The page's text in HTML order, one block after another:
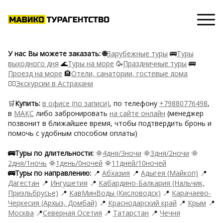
У нас Вы можете заказать: 🌐Зарубежные туры 🚌Туры
выходного дня 🌊Туры на море 🥳Праздничные туры 🚌
Проезд на море 🏨Отели, санатории, гостевые дома
🙋‍♂️Экскурсии в Астрахани
🛒Купить: в офисе (по записи), по телефону +79880776498,
в MAКС либо забронировать на сайте онлайн (менеджер
позвонит в ближайшее время, чтобы подтвердить бронь и
помочь с удобным способом оплаты)
🚌Туры по длительности: 🌞4дня/3ночи 🌞3дня/2ночи 🌞
2дня/1ночь 🌞1день/0ночей 🌞11дней/10ночей
🚌Туры по направлению: 📍 Абхазия 📍 Адыгея (Майкоп) 📍
Дагестан 📍 Ингушетия 📍 Кабардино-Балкария (Нальчик,
Приэльбрусье) 📍 КавМинВоды (Кисловодск) 📍 Карачаево-
Черкесия (Архыз, Домбай) 📍 Краснодарский край 📍 Крым 📍
Москва 📍Северная Осетия 📍 Татарстан 📍 Чечня